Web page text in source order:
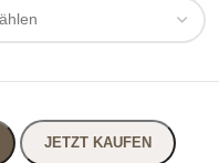
JETZT KAUFEN